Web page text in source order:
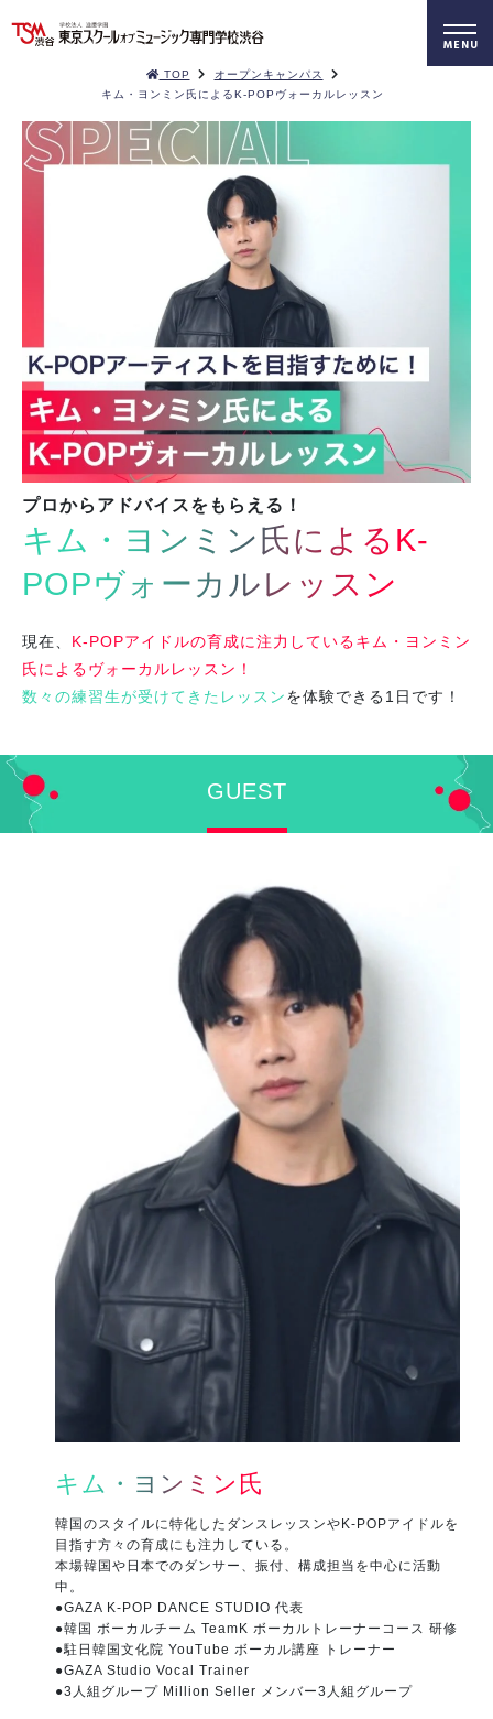
TOP
オープンキャンパス
キム・ヨンミン氏によるK-POPヴォーカルレッスン
プロからアドバイスをもらえる！
キム・ヨンミン氏によるK-
POPヴォーカルレッスン
現在、 K-POPアイドルの育成に注力しているキム・ヨンミン
氏によるヴォーカルレッスン！
数々の練習生が受けてきたレッスンを体験できる1日です！
GUEST
キム・ヨンミン氏
韓国のスタイルに特化したダンスレッスンやK-POPアイドルを
目指す方々の育成にも注力している。
本場韓国や日本でのダンサー、振付、構成担当を中心に活動
中。
●GAZA K-POP DANCE STUDIO 代表
●韓国 ボーカルチーム TeamK ボーカルトレーナーコース 研修
●駐日韓国文化院 YouTube ボーカル講座 トレーナー
●GAZA Studio Vocal Trainer
●3人組グループ Million Seller メンバー3人組グループ